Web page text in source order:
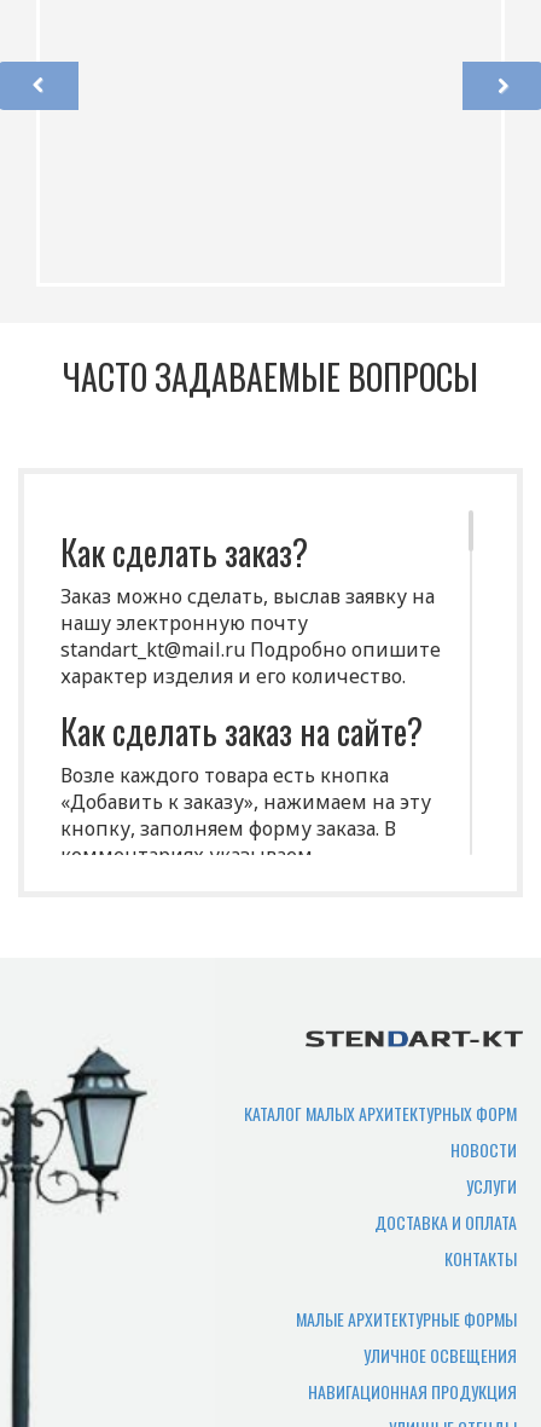
ЧАСТО ЗАДАВАЕМЫЕ ВОПРОСЫ
Как сделать заказ?
Заказ можно сделать, выслав заявку на
нашу электронную почту
standart_kt@mail.ru Подробно опишите
характер изделия и его количество.
Как сделать заказ на сайте?
Возле каждого товара есть кнопка
«Добавить к заказу», нажимаем на эту
кнопку, заполняем форму заказа. В
комментариях указываем
Срок производства продукции зависит
от нужного количества изделий,
сложности изготовления,
загруженности производства. В
среднем составляет 7-10 рабочих дней.
Где можно самому забрать
производства, или по адресу офиса.
Какие документы нужны
чтобы забрать заказ
КАТАЛОГ МАЛЫХ АРХИТЕКТУРНЫХ ФОРМ
НОВОСТИ
УСЛУГИ
ДОСТАВКА И ОПЛАТА
КОНТАКТЫ
МАЛЫЕ АРХИТЕКТУРНЫЕ ФОРМЫ
УЛИЧНОЕ ОСВЕЩЕНИЯ
НАВИГАЦИОННАЯ ПРОДУКЦИЯ